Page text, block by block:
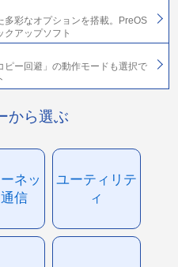
多彩なオプションを搭載。PreOS
アップソフト
ピー回避」の動作モードも選択で
から選ぶ
ネッ
通信
ユーティリテ
ィ